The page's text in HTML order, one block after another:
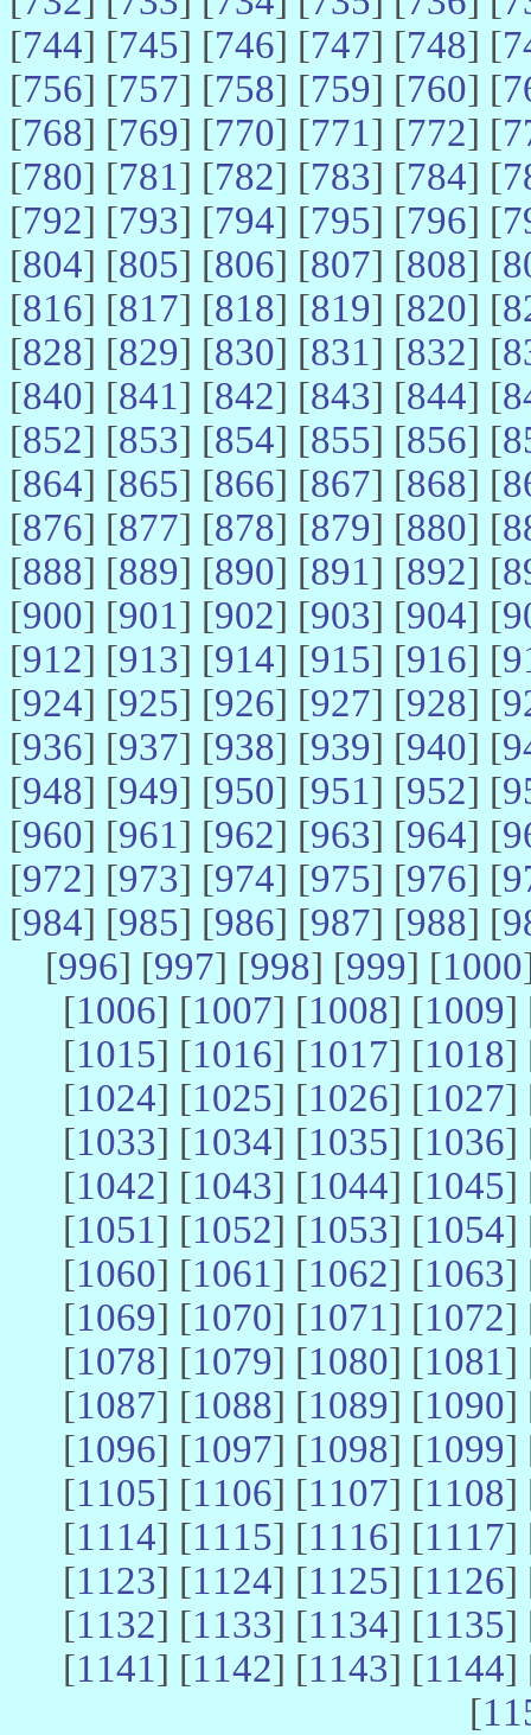
[744] [745] [746] [747] [748] [
[756] [757] [758] [759] [760] [
[768] [769] [770] [771] [772] [
[780] [781] [782] [783] [784] [
[792] [793] [794] [795] [796] [
[804] [805] [806] [807] [808] [
[816] [817] [818] [819] [820] [
[828] [829] [830] [831] [832] [
[840] [841] [842] [843] [844] [
[852] [853] [854] [855] [856] [
[864] [865] [866] [867] [868] [
[876] [877] [878] [879] [880] [
[888] [889] [890] [891] [892] [
[900] [901] [902] [903] [904] [
[912] [913] [914] [915] [916] [
[924] [925] [926] [927] [928] [
[936] [937] [938] [939] [940] [
[948] [949] [950] [951] [952] [
[960] [961] [962] [963] [964] [
[972] [973] [974] [975] [976] [
[984] [985] [986] [987] [988] [
[996] [997] [998] [999] [1000
[1006] [1007] [1008] [1009]
[1015] [1016] [1017] [1018]
[1024] [1025] [1026] [1027]
[1033] [1034] [1035] [1036]
[1042] [1043] [1044] [1045]
[1051] [1052] [1053] [1054]
[1060] [1061] [1062] [1063]
[1069] [1070] [1071] [1072]
[1078] [1079] [1080] [1081]
[1087] [1088] [1089] [1090]
[1096] [1097] [1098] [1099]
[1105] [1106] [1107] [1108]
[1114] [1115] [1116] [1117]
[1123] [1124] [1125] [1126]
[1132] [1133] [1134] [1135]
[1141] [1142] [1143] [1144]
[